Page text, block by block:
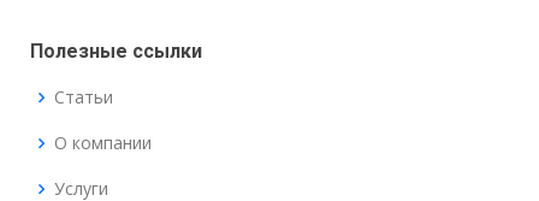
Полезные ссылки
Статьи
О компании
Услуги